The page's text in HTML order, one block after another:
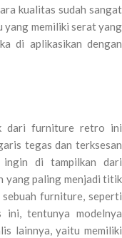
kualitas sudah sangat
yang memiliki serat yang
di aplikasikan dengan
dari furniture retro ini
tegas dan terksesan
ingin di tampilkan dari
yang paling menjadi titik
furniture, seperti
ini, tentunya modelnya
lainnya, yaitu memiliki